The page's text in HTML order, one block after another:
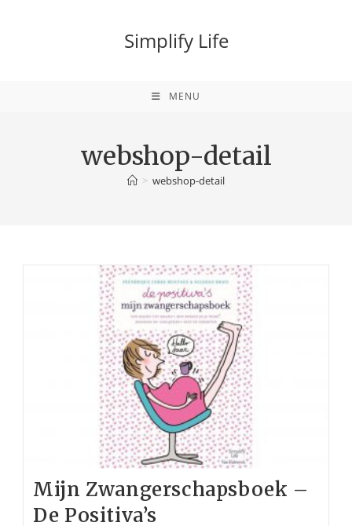
Simplify Life
MENU
webshop-detail
> webshop-detail
Mijn Zwangerschapsboek –
De Positiva’s